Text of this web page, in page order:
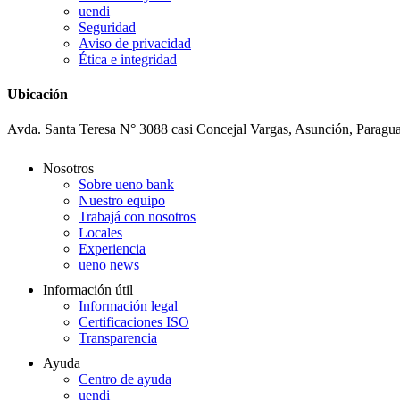
uendi
Seguridad
Aviso de privacidad
Ética e integridad
Ubicación
Avda. Santa Teresa N° 3088 casi Concejal Vargas, Asunción,
Nosotros
Sobre ueno bank
Nuestro equipo
Trabajá con nosotros
Locales
Experiencia
ueno news
Información útil
Información legal
Certificaciones ISO
Transparencia
Ayuda
Centro de ayuda
uendi